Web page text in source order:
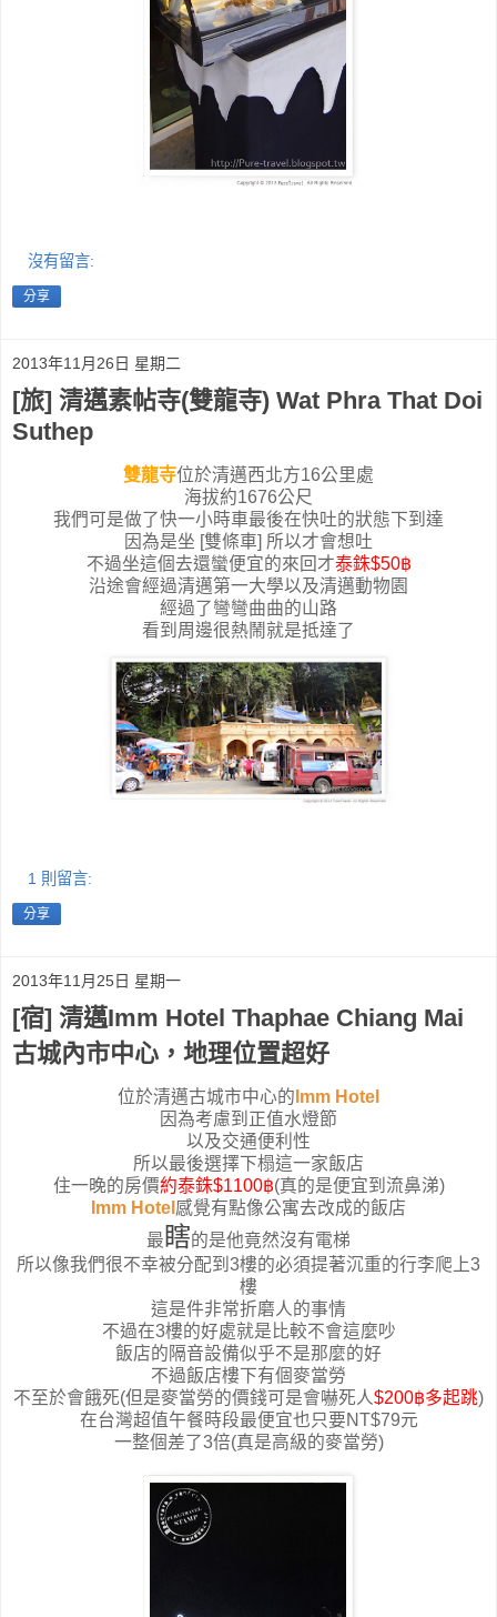
沒有留言:
分享
2013年11月26日 星期二
[旅] 清邁素帖寺(雙龍寺) Wat Phra That Doi
Suthep
雙龍寺位於清邁西北方16公里處
海拔約1676公尺
我們可是做了快一小時車最後在快吐的狀態下到達
因為是坐 [雙條車] 所以才會想吐
不過坐這個去還蠻便宜的來回才泰銖$50฿
沿途會經過清邁第一大學以及清邁動物園
經過了彎彎曲曲的山路
看到周邊很熱鬧就是抵達了
1 則留言:
分享
2013年11月25日 星期一
[宿] 清邁Imm Hotel Thaphae Chiang Mai
古城內市中心，地理位置超好
位於清邁古城市中心的 Imm Hotel
因為考慮到正值水燈節
以及交通便利性
所以最後選擇下榻這一家飯店
住一晚的房價約泰銖$1100฿(真的是便宜到流鼻涕)
Imm Hotel 感覺有點像公寓去改成的飯店
最 瞎的是他竟然沒有電梯
所以像我們很不幸被分配到3樓的必須提著沉重的行李爬上3
樓
這是件非常折磨人的事情
不過在3樓的好處就是比較不會這麼吵
飯店的隔音設備似乎不是那麼的好
不過飯店樓下有個麥當勞
不至於會餓死(但是麥當勞的價錢可是會嚇死人$200฿多起跳)
在台灣超值午餐時段最便宜也只要NT$79元
一整個差了3倍(真是高級的麥當勞)